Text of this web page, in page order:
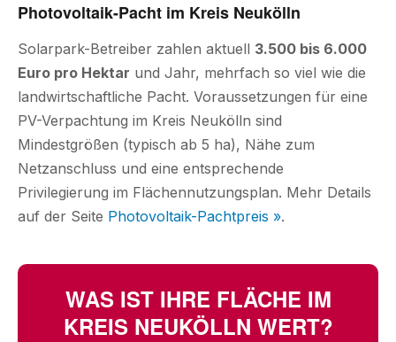
Photovoltaik-Pacht im Kreis Neukölln
Solarpark-Betreiber zahlen aktuell 3.500 bis 6.000
Euro pro Hektar und Jahr, mehrfach so viel wie die
landwirtschaftliche Pacht. Voraussetzungen für eine
PV-Verpachtung im Kreis Neukölln sind
Mindestgrößen (typisch ab 5 ha), Nähe zum
Netzanschluss und eine entsprechende
Privilegierung im Flächennutzungsplan. Mehr Details
auf der Seite Photovoltaik-Pachtpreis ».
WAS IST IHRE FLÄCHE IM
KREIS NEUKÖLLN WERT?